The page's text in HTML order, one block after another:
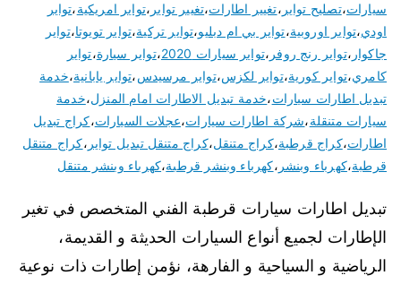
سيارات،تصليح تواير ،تغيير اطارات،تغيير تواير ،تواير امريكية،تواير
اودي،تواير اوروبية،تواير بي ام دبليو،تواير تركية،تواير تويوتا،تواير
جاكوار ،تواير رنج روفر ،تواير سيارات 2020 ،تواير سيارة،تواير
كامري،تواير كورية،تواير لكزس،تواير مرسيدس،تواير يابانية،خدمة
تبديل اطارات سيارات،خدمة تبديل الاطارات امام المنزل،خدمة
سيارات متنقلة،شركة اطارات سيارات،عجلات السيارات،كراج تبديل
اطارات،كراج قرطبة،كراج متنقل،كراج متنقل تبديل تواير ،كراج متنقل
قرطبة،كهرباء وبنشر ،كهرباء وبنشر قرطبة،كهرباء وبنشر متنقل
تبديل اطارات سيارات قرطبة الفني المتخصص في تغير
الإطارات لجميع أنواع السيارات الحديثة و القديمة،
الرياضية و السياحية و الفارهة، نؤمن إطارات ذات نوعية